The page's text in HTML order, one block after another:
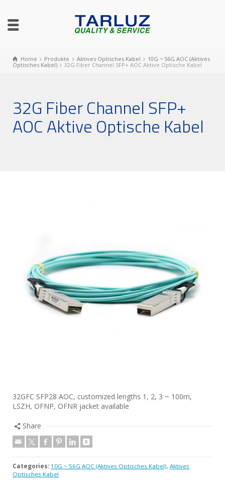
Home Produkte Aktives Optisches Kabel
10G ~ 56G AOC (Aktives
Optisches Kabel)
32G Fiber Channel SFP+ AOC Aktive Optische Kabel
32G Fiber Channel SFP+
AOC Aktive Optische Kabel
32GFC SFP28 AOC, customized lengths 1, 2, 3 ~ 100m,
LSZH, OFNP, OFNR jacket available
Share
Categories: 10G ~ 56G AOC (Aktives Optisches Kabel), Aktives
Optisches Kabel